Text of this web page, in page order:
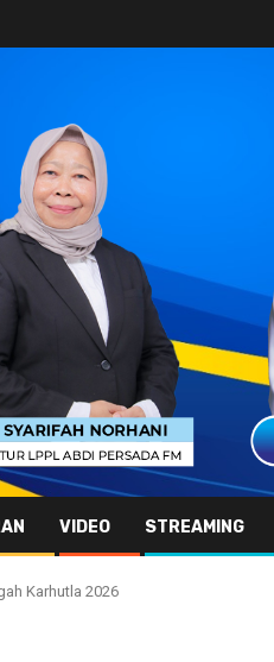
VIDEO STREAMING
Karhutla 2026